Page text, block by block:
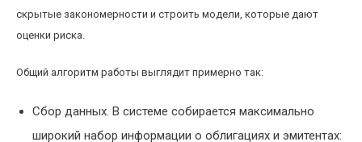
скрытые закономерности и строить модели, которые дают
оценки риска.
Общий алгоритм работы выглядит примерно так:
Сбор данных. В системе собирается максимально
широкий набор информации о облигациях и эмитентах: